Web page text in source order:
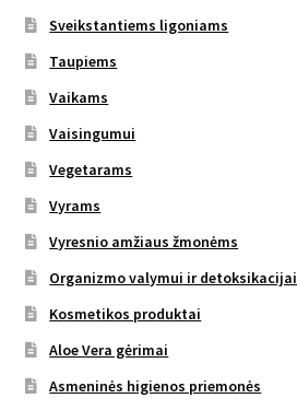
Sveikstantiems ligoniams
Taupiems
Vaikams
Vaisingumui
Vegetarams
Vyrams
Vyresnio amžiaus žmonėms
Organizmo valymui ir detoksikacijai
Kosmetikos produktai
Aloe Vera gėrimai
Asmeninės higienos priemonės